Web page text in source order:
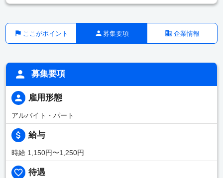
ここがポイント 募集要項 企業情報
募集要項
雇用形態
アルバイト・パート
給与
時給 1,150円〜1,250円
待遇